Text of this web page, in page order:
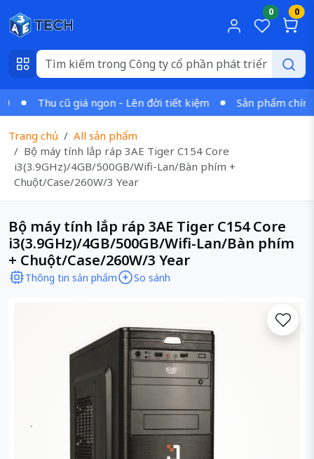
0 0
Thu cũ giá ngon - Lên đời tiết kiệm Sản phẩm chính
Trang chủ
All sản phẩm
Bộ máy tính lắp ráp 3AE Tiger C154 Core
i3(3.9GHz)/4GB/500GB/Wifi-Lan/Bàn phím +
Chuột/Case/260W/3 Year
Bộ máy tính lắp ráp 3AE Tiger C154 Core
i3(3.9GHz)/4GB/500GB/Wifi-Lan/Bàn phím
+ Chuột/Case/260W/3 Year
Thông tin sản phẩm So sánh